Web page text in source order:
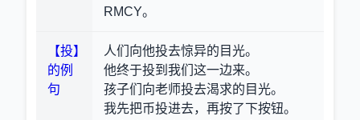
RMCY。
【投】
的例
句
人们向他投去惊异的目光。
他终于投到我们这一边来。
孩子们向老师投去渴求的目光。
我先把币投进去，再按了下按钮。